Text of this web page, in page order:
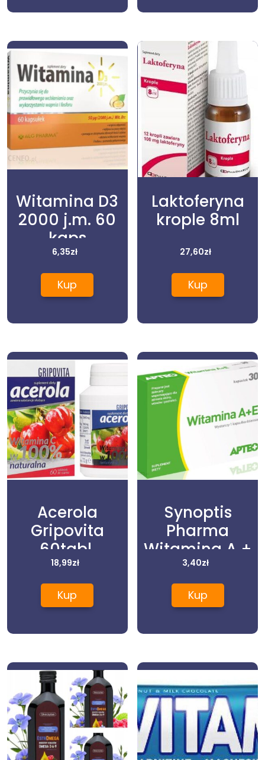
Witamina D3
2000 j.m. 60
kaps
6,35zł
Kup
Laktoferyna
krople 8ml
27,60zł
Kup
Acerola
Gripovita
60tabl.
18,99zł
Kup
Synoptis
Pharma
Witamina A +
E, 30 Kapsułek
Apteo
3,40zł
Kup